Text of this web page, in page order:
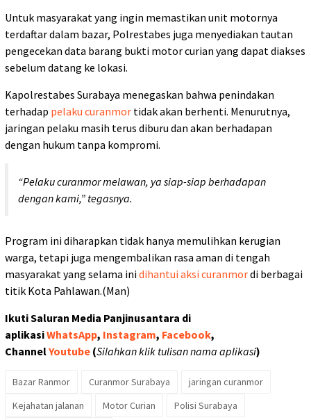
Untuk masyarakat yang ingin memastikan unit motornya
terdaftar dalam bazar, Polrestabes juga menyediakan tautan
pengecekan data barang bukti motor curian yang dapat diakses
sebelum datang ke lokasi.
Kapolrestabes Surabaya menegaskan bahwa penindakan
terhadap pelaku curanmor tidak akan berhenti. Menurutnya,
jaringan pelaku masih terus diburu dan akan berhadapan
dengan hukum tanpa kompromi.
“Pelaku curanmor melawan, ya siap-siap berhadapan
dengan kami,” tegasnya.
Program ini diharapkan tidak hanya memulihkan kerugian
warga, tetapi juga mengembalikan rasa aman di tengah
masyarakat yang selama inidihantui aksi curanmordi berbagai
titik Kota Pahlawan.(Man)
Ikuti Saluran Media Panjinusantara di
aplikasiWhatsApp, Instagram, Facebook,
ChannelYoutube (Silahkan klik tulisan nama aplikasi)
Bazar Ranmor Curanmor Surabaya
jaringan curanmor
Kejahatan jalanan
Motor Curian
Polisi Surabaya